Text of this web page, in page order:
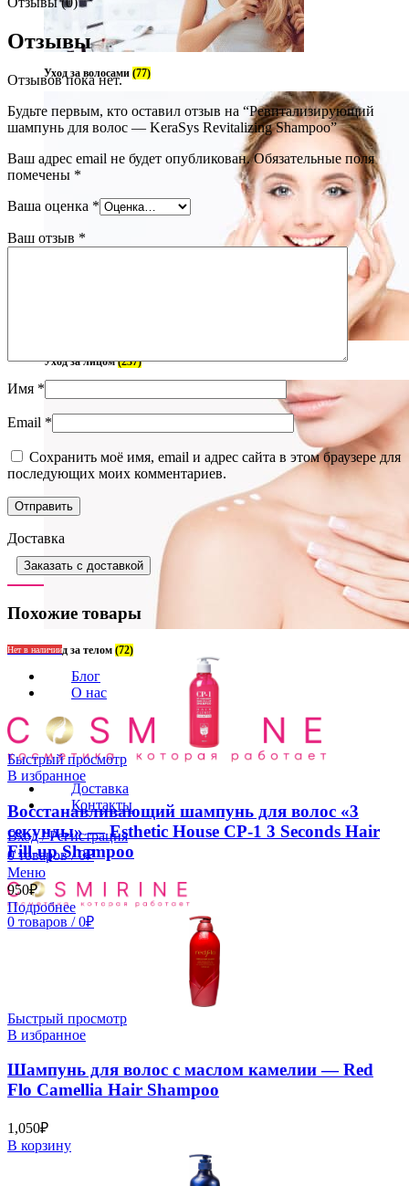
Уход за волосами (77)
Уход за лицом(237)
Уход за телом (72)
Блог
О нас
Доставка
Контакты
Вход / Регистрация
0товаров / 0₽
Меню
0 товаров / 0₽
Отзывы
Отзывов пока нет.
Будьте первым, кто оставил отзыв на “Ревитализирующий
шампунь для волос — KeraSys Revitalizing Shampoo”
Ваш адрес email не будет опубликован. Обязательные поля
помечены *
Ваша оценка *
Ваш отзыв *
Имя *
Email *
Сохранить моё имя, email и адрес сайта в этом браузере для
последующих моих комментариев.
Доставка
Заказать с доставкой
Похожие товары
Нет в наличии
Быстрый просмотр
В избранное
Восстанавливающий шампунь для волос «3
секунды» — Esthetic House CP-1 3 Seconds Hair
Fill-up Shampoo
950₽
Подробнее
Быстрый просмотр
В избранное
Шампунь для волос с маслом камелии — Red
Flo Camellia Hair Shampoo
1,050₽
В корзину